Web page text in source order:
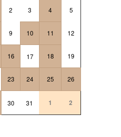
2 3 4 5
9 10 11 12
16 17 18 19
23 24 25 26
30 31 1 2